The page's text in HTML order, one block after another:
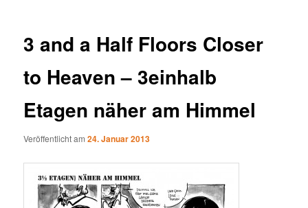
3 and a Half Floors Closer
to Heaven – 3einhalb
Etagen näher am Himmel
Veröffentlicht am24. Januar 2013